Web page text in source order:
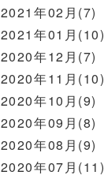
2021年02月(7)
2021年01月(10)
2020年12月(7)
2020年11月(10)
2020年10月(9)
2020年09月(8)
2020年08月(9)
2020年07月(11)